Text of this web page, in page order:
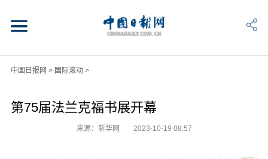
中国日报网 > 国际滚动>
第75届法兰克福书展开幕
来源：新华网 2023-10-19 08:57